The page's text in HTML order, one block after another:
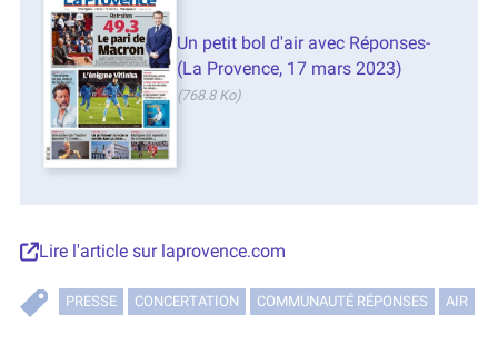
Un petit bol d'air avec Réponses-
(La Provence, 17 mars 2023)
(768.8 Ko)
Lire l'article sur laprovence.com
PRESSE CONCERTATION COMMUNAUTÉ RÉPONSES AIR